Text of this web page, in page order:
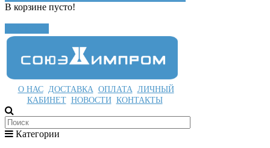
В корзине пусто!
О НАС ДОСТАВКА ОПЛАТА ЛИЧНЫЙ
КАБИНЕТ НОВОСТИ КОНТАКТЫ
Категории